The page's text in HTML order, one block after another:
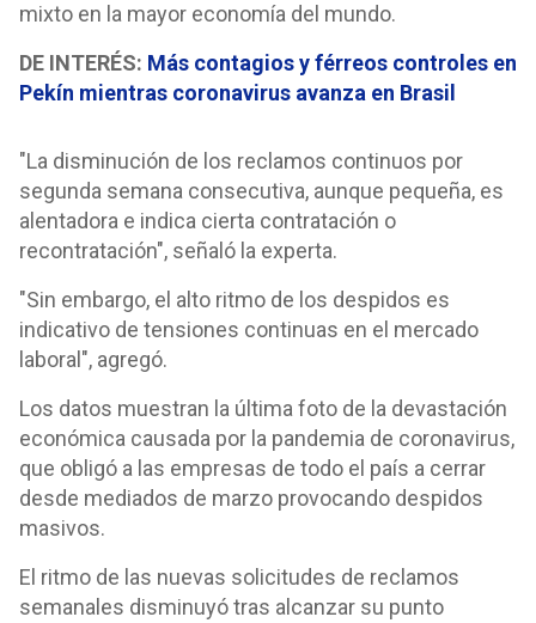
mixto en la mayor economía del mundo.
DE INTERÉS: Más contagios y férreos controles en
Pekín mientras coronavirus avanza en Brasil
"La disminución de los reclamos continuos por
segunda semana consecutiva, aunque pequeña, es
alentadora e indica cierta contratación o
recontratación", señaló la experta.
"Sin embargo, el alto ritmo de los despidos es
indicativo de tensiones continuas en el mercado
laboral", agregó.
Los datos muestran la última foto de la devastación
económica causada por la pandemia de coronavirus,
que obligó a las empresas de todo el país a cerrar
desde mediados de marzo provocando despidos
masivos.
El ritmo de las nuevas solicitudes de reclamos
semanales disminuyó tras alcanzar su punto